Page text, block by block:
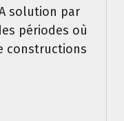
solution par
périodes où
constructions